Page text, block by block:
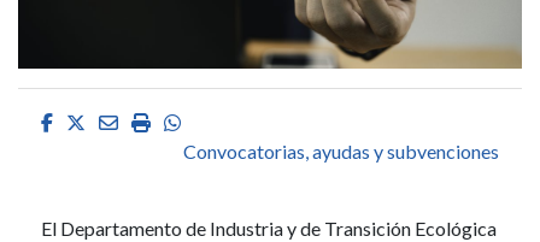
Facebook
Twitter
EmailImprimirWhatsapp
Convocatorias, ayudas y subvenciones
El Departamento de Industria y de Transición Ecológica